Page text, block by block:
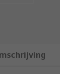
devices
hot